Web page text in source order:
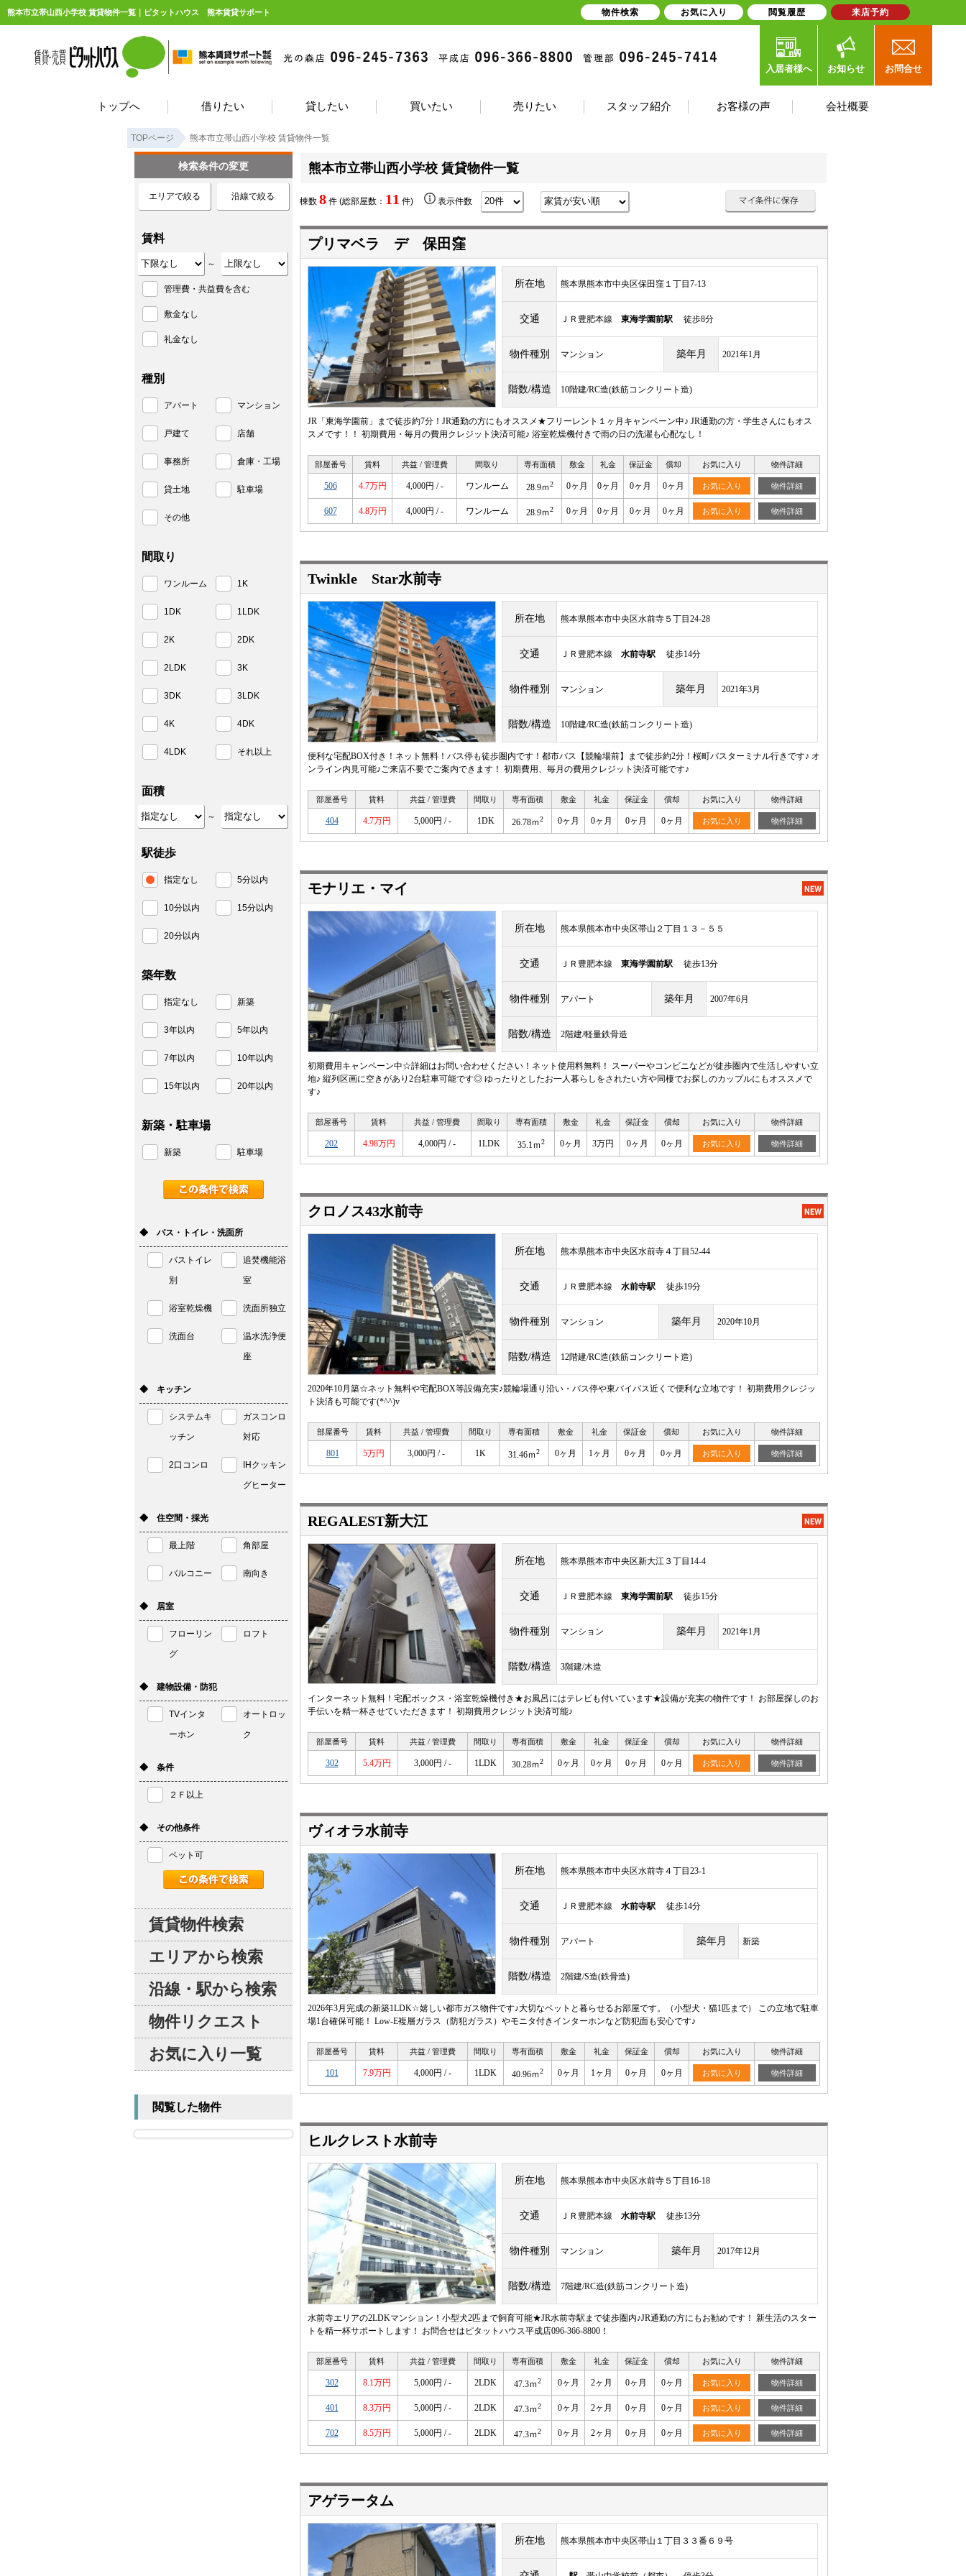
熊本市立帯山西小学校 賃貸物件一覧｜ピタットハウス 熊本賃貸サポート
入居者様へ お知らせ お問合せ
トップへ 借りたい 貸したい 買いたい 売りたい スタッフ紹介 お客様の声 会社概要
TOPページ 熊本市立帯山西小学校 賃貸物件一覧
熊本市立帯山西小学校 賃貸物件一覧
棟数 8 件 (総部屋数： 11 件) 表示件数
プリマベラ デ 保田窪
所在地 熊本県熊本市中央区保田窪１丁目7-13
交通 ＪＲ豊肥本線 東海学園前駅 徒歩8分
物件種別 マンション 築年月 2021年1月
階数/構造 10階建/RC造(鉄筋コンクリート造)
JR「東海学園前」まで徒歩約7分！JR通勤の方にもオススメ★フリーレント１ヶ月キャンペーン中♪ JR通勤の方・学生さんにもオス
スメです！！ 初期費用・毎月の費用クレジット決済可能♪ 浴室乾燥機付きで雨の日の洗濯も心配なし！
部屋番号 賃料 共益 / 管理費 間取り 専有面積 敷金 礼金 保証金 償却 お気に入り 物件詳細
506 4.7万円 4,000円 / - ワンルーム 28.9ｍ2 0ヶ月 0ヶ月 0ヶ月 0ヶ月 お気に入り 物件詳細
607 4.8万円 4,000円 / - ワンルーム 28.9ｍ2 0ヶ月 0ヶ月 0ヶ月 0ヶ月 お気に入り 物件詳細
Twinkle Star水前寺
所在地 熊本県熊本市中央区水前寺５丁目24-28
交通 ＪＲ豊肥本線 水前寺駅 徒歩14分
物件種別 マンション 築年月 2021年3月
階数/構造 10階建/RC造(鉄筋コンクリート造)
便利な宅配BOX付き！ネット無料！バス停も徒歩圏内です！都市バス【競輪場前】まで徒歩約2分！桜町バスターミナル行きです♪ オ
ンライン内見可能♪ご来店不要でご案内できます！ 初期費用、毎月の費用クレジット決済可能です♪
部屋番号 賃料 共益 / 管理費 間取り 専有面積 敷金 礼金 保証金 償却 お気に入り 物件詳細
404 4.7万円 5,000円 / - 1DK 26.78ｍ2 0ヶ月 0ヶ月 0ヶ月 0ヶ月 お気に入り 物件詳細
モナリエ・マイ
所在地 熊本県熊本市中央区帯山２丁目１３－５５
交通 ＪＲ豊肥本線 東海学園前駅 徒歩13分
物件種別 アパート 築年月 2007年6月
階数/構造 2階建/軽量鉄骨造
初期費用キャンペーン中☆詳細はお問い合わせください！ネット使用料無料！ スーパーやコンビニなどが徒歩圏内で生活しやすい立
地♪ 縦列区画に空きがあり2台駐車可能です◎ ゆったりとしたお一人暮らしをされたい方や同棲でお探しのカップルにもオススメで
す♪
部屋番号 賃料 共益 / 管理費 間取り 専有面積 敷金 礼金 保証金 償却 お気に入り 物件詳細
202 4.98万円 4,000円 / - 1LDK 35.1ｍ2 0ヶ月 3万円 0ヶ月 0ヶ月 お気に入り 物件詳細
クロノス43水前寺
所在地 熊本県熊本市中央区水前寺４丁目52-44
交通 ＪＲ豊肥本線 水前寺駅 徒歩19分
物件種別 マンション 築年月 2020年10月
階数/構造 12階建/RC造(鉄筋コンクリート造)
2020年10月築☆ネット無料や宅配BOX等設備充実♪競輪場通り沿い・バス停や東バイパス近くで便利な立地です！ 初期費用クレジッ
ト決済も可能です(*^^)v
部屋番号 賃料 共益 / 管理費 間取り 専有面積 敷金 礼金 保証金 償却 お気に入り 物件詳細
801 5万円 3,000円 / - 1K 31.46ｍ2 0ヶ月 1ヶ月 0ヶ月 0ヶ月 お気に入り 物件詳細
REGALEST新大江
所在地 熊本県熊本市中央区新大江３丁目14-4
交通 ＪＲ豊肥本線 東海学園前駅 徒歩15分
物件種別 マンション 築年月 2021年1月
階数/構造 3階建/木造
インターネット無料！宅配ボックス・浴室乾燥機付き★お風呂にはテレビも付いています★設備が充実の物件です！ お部屋探しのお
手伝いを精一杯させていただきます！ 初期費用クレジット決済可能♪
部屋番号 賃料 共益 / 管理費 間取り 専有面積 敷金 礼金 保証金 償却 お気に入り 物件詳細
302 5.4万円 3,000円 / - 1LDK 30.28ｍ2 0ヶ月 0ヶ月 0ヶ月 0ヶ月 お気に入り 物件詳細
ヴィオラ水前寺
所在地 熊本県熊本市中央区水前寺４丁目23-1
交通 ＪＲ豊肥本線 水前寺駅 徒歩14分
物件種別 アパート 築年月 新築
階数/構造 2階建/S造(鉄骨造)
2026年3月完成の新築1LDK☆嬉しい都市ガス物件です♪大切なペットと暮らせるお部屋です。（小型犬・猫1匹まで） この立地で駐車
場1台確保可能！ Low-E複層ガラス（防犯ガラス）やモニタ付きインターホンなど防犯面も安心です♪
部屋番号 賃料 共益 / 管理費 間取り 専有面積 敷金 礼金 保証金 償却 お気に入り 物件詳細
101 7.9万円 4,000円 / - 1LDK 40.96ｍ2 0ヶ月 1ヶ月 0ヶ月 0ヶ月 お気に入り 物件詳細
ヒルクレスト水前寺
所在地 熊本県熊本市中央区水前寺５丁目16-18
交通 ＪＲ豊肥本線 水前寺駅 徒歩13分
物件種別 マンション 築年月 2017年12月
階数/構造 7階建/RC造(鉄筋コンクリート造)
水前寺エリアの2LDKマンション！小型犬2匹まで飼育可能★JR水前寺駅まで徒歩圏内♪JR通勤の方にもお勧めです！ 新生活のスター
トを精一杯サポートします！ お問合せはピタットハウス平成店096-366-8800！
部屋番号 賃料 共益 / 管理費 間取り 専有面積 敷金 礼金 保証金 償却 お気に入り 物件詳細
302 8.1万円 5,000円 / - 2LDK 47.3ｍ2 0ヶ月 2ヶ月 0ヶ月 0ヶ月 お気に入り 物件詳細
401 8.3万円 5,000円 / - 2LDK 47.3ｍ2 0ヶ月 2ヶ月 0ヶ月 0ヶ月 お気に入り 物件詳細
702 8.5万円 5,000円 / - 2LDK 47.3ｍ2 0ヶ月 2ヶ月 0ヶ月 0ヶ月 お気に入り 物件詳細
アゲラータム
所在地 熊本県熊本市中央区帯山１丁目３３番６９号
検索条件の変更
エリアで絞る 沿線で絞る
賃料
～
管理費・共益費を含む
敷金なし
礼金なし
種別
アパート マンション
戸建て 店舗
事務所 倉庫・工場
貸土地 駐車場
その他
間取り
ワンルーム 1K
1DK 1LDK
2K 2DK
2LDK 3K
3DK 3LDK
4K 4DK
4LDK それ以上
面積
～
駅徒歩
指定なし 5分以内
10分以内 15分以内
20分以内
築年数
指定なし 新築
3年以内 5年以内
7年以内 10年以内
15年以内 20年以内
新築・駐車場
新築 駐車場
◆ バス・トイレ・洗面所
バストイレ
別
追焚機能浴
室
浴室乾燥機 洗面所独立
洗面台
温水洗浄便
座
◆ キッチン
システムキ
ッチン
ガスコンロ
対応
2口コンロ
IHクッキン
グヒーター
◆ 住空間・採光
最上階 角部屋
バルコニー 南向き
◆ 居室
フローリン
グ
ロフト
◆ 建物設備・防犯
TVインタ
ーホン
オートロッ
ク
◆ 条件
２Ｆ以上
◆ その他条件
ペット可
賃貸物件検索
エリアから検索
沿線・駅から検索
物件リクエスト
お気に入り一覧
閲覧した物件
物件検索 お気に入り 閲覧履歴 来店予約